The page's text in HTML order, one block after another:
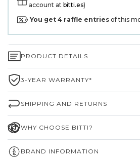
account at bitti.es)
You get 4 raffle entries of this
PRODUCT DETAILS
3-YEAR WARRANTY*
SHIPPING AND RETURNS
WHY CHOOSE BITTI?
BRAND INFORMATION